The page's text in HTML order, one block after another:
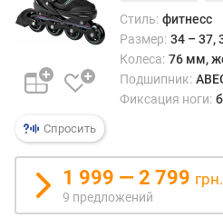
п
о
у
л
р
н
с
Спросить
Стиль: фитнесс
Размер: 34 – 37,
Колеса: 76 мм,
Подшипник:
Фиксация ноги:
1 999 — 2 799 грн.
9 предложений